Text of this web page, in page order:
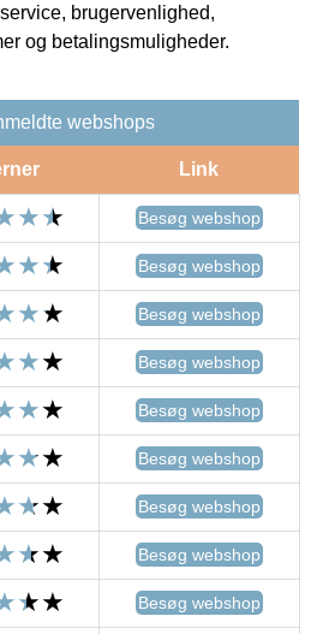
brugervenlighed,
og betalingsmuligheder.
webshops
Link
Besøg webshop
Besøg webshop
Besøg webshop
Besøg webshop
Besøg webshop
Besøg webshop
Besøg webshop
Besøg webshop
Besøg webshop